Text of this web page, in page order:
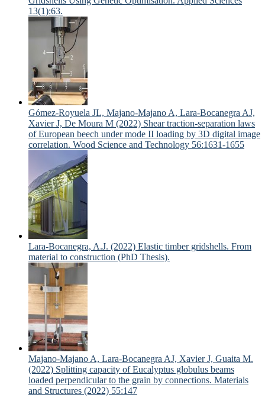
13(1):63.
Gómez-Royuela JL, Majano-Majano A, Lara-Bocanegra AJ,
Xavier J, De Moura M (2022) Shear traction‐separation laws
of European beech under mode II loading by 3D digital image
correlation. Wood Science and Technology 56:1631-1655
Lara-Bocanegra, A.J. (2022) Elastic timber gridshells. From
material to construction (PhD Thesis).
Majano-Majano A, Lara-Bocanegra AJ, Xavier J, Guaita M.
(2022) Splitting capacity of Eucalyptus globulus beams
loaded perpendicular to the grain by connections. Materials
and Structures (2022) 55:147